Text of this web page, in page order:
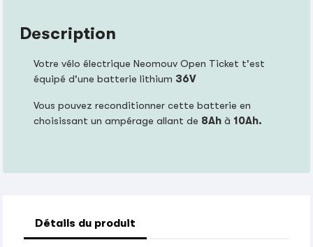
Description
Votre vélo électrique Neomouv Open Ticket t'est
équipé d'une batterie lithium 36V
Vous pouvez reconditionner cette batterie en
choisissant un ampérage allant de 8Ahà 10Ah.
Détails du produit